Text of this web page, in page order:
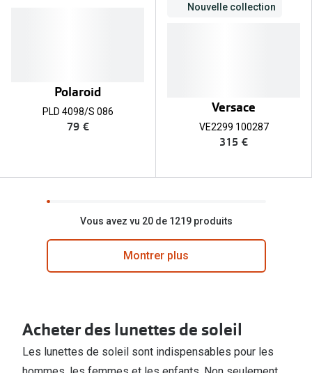
Polaroid
PLD 4098/S 086
79 €
Nouvelle collection
Versace
VE2299 100287
315 €
Vous avez vu 20 de 1219 produits
Montrer plus
Acheter des lunettes de soleil
Les lunettes de soleil sont indispensables pour les